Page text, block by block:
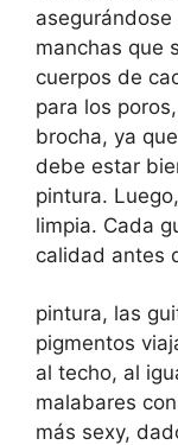
manchas que
cuerpos de
para los
brocha, ya
debe estar
pintura.
limpia. Cada
calidad antes
pintura, las
pigmentos
al techo, al
malabares
más sexy,